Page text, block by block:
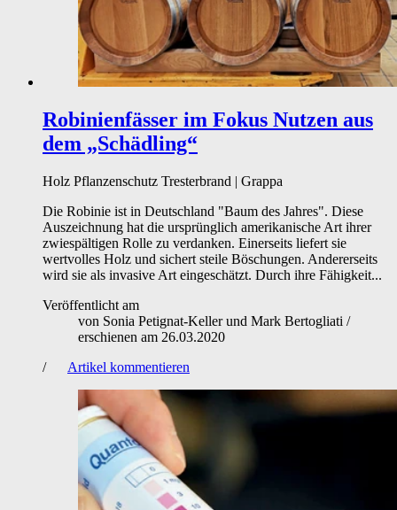
Robinienfässer im Fokus Nutzen aus
dem „Schädling“
Holz Pflanzenschutz Tresterbrand | Grappa
Die Robinie ist in Deutschland "Baum des Jahres". Diese
Auszeichnung hat die ursprünglich amerikanische Art ihrer
zwiespältigen Rolle zu verdanken. Einerseits liefert sie
wertvolles Holz und sichert steile Böschungen. Andererseits
wird sie als invasive Art eingeschätzt. Durch ihre Fähigkeit...
Veröffentlicht am
von Sonia Petignat-Keller und Mark Bertogliati /
erschienen am 26.03.2020
/
Artikel kommentieren